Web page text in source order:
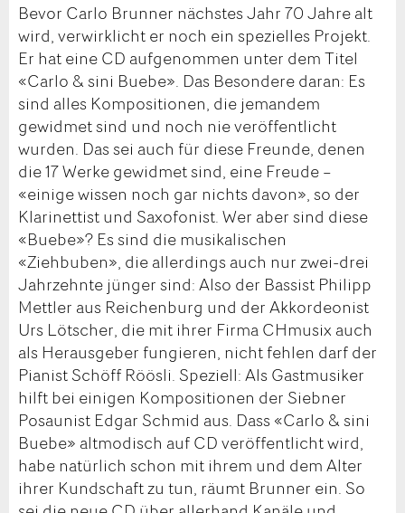
Bevor Carlo Brunner nächstes Jahr 70 Jahre alt
wird, verwirklicht er noch ein spezielles Projekt.
Er hat eine CD aufgenommen unter dem Titel
«Carlo & sini Buebe». Das Besondere daran: Es
sind alles Kompositionen, die jemandem
gewidmet sind und noch nie veröffentlicht
wurden. Das sei auch für diese Freunde, denen
die 17 Werke gewidmet sind, eine Freude –
«einige wissen noch gar nichts davon», so der
Klarinettist und Saxofonist. Wer aber sind diese
«Buebe»? Es sind die musikalischen
«Ziehbuben», die allerdings auch nur zwei-drei
Jahrzehnte jünger sind: Also der Bassist Philipp
Mettler aus Reichenburg und der Akkordeonist
Urs Lötscher, die mit ihrer Firma CHmusix auch
als Herausgeber fungieren, nicht fehlen darf der
Pianist Schöff Röösli. Speziell: Als Gastmusiker
hilft bei einigen Kompositionen der Siebner
Posaunist Edgar Schmid aus. Dass «Carlo & sini
Buebe» altmodisch auf CD veröffentlicht wird,
habe natürlich schon mit ihrem und dem Alter
ihrer Kundschaft zu tun, räumt Brunner ein. So